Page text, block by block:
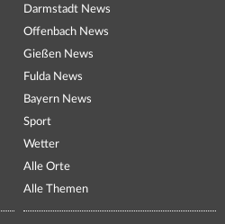
Darmstadt News
Offenbach News
Gießen News
Fulda News
Bayern News
Sport
Wetter
Alle Orte
Alle Themen